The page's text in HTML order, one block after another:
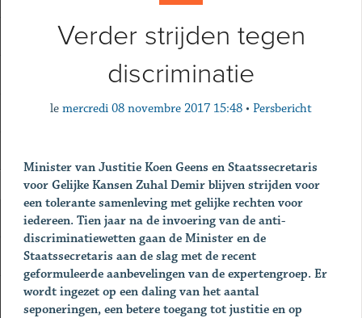
Verder strijden tegen
discriminatie
le mercredi 08 novembre 2017 15:48 • Persbericht
Minister van Justitie Koen Geens en Staatssecretaris
voor Gelijke Kansen Zuhal Demir blijven strijden voor
een tolerante samenleving met gelijke rechten voor
iedereen. Tien jaar na de invoering van de anti-
discriminatiewetten gaan de Minister en de
Staatssecretaris aan de slag met de recent
geformuleerde aanbevelingen van de expertengroep. Er
wordt ingezet op een daling van het aantal
seponeringen, een betere toegang tot justitie en op